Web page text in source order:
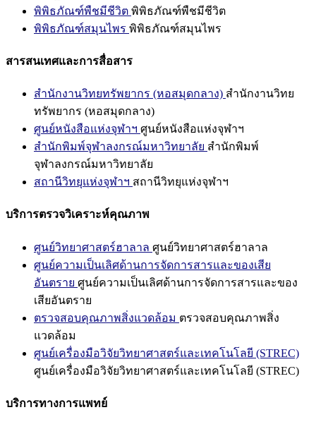
พิพิธภัณฑ์พืชมีชีวิต พิพิธภัณฑ์พืชมีชีวิต
พิพิธภัณฑ์สมุนไพร พิพิธภัณฑ์สมุนไพร
สารสนเทศและการสื่อสาร
สำนักงานวิทยทรัพยากร (หอสมุดกลาง) สำนักงานวิทย
ทรัพยากร (หอสมุดกลาง)
ศูนย์หนังสือแห่งจุฬาฯ ศูนย์หนังสือแห่งจุฬาฯ
สำนักพิมพ์จุฬาลงกรณ์มหาวิทยาลัย สำนักพิมพ์
จุฬาลงกรณ์มหาวิทยาลัย
สถานีวิทยุแห่งจุฬาฯ สถานีวิทยุแห่งจุฬาฯ
บริการตรวจวิเคราะห์คุณภาพ
ศูนย์วิทยาศาสตร์ฮาลาล ศูนย์วิทยาศาสตร์ฮาลาล
ศูนย์ความเป็นเลิศด้านการจัดการสารและของเสีย
อันตราย ศูนย์ความเป็นเลิศด้านการจัดการสารและของ
เสียอันตราย
ตรวจสอบคุณภาพสิ่งแวดล้อม ตรวจสอบคุณภาพสิ่ง
แวดล้อม
ศูนย์เครื่องมือวิจัยวิทยาศาสตร์และเทคโนโลยี (STREC)
ศูนย์เครื่องมือวิจัยวิทยาศาสตร์และเทคโนโลยี (STREC)
บริการทางการแพทย์